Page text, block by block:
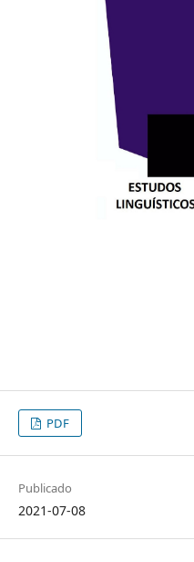
PDF
Publicado
2021-07-08